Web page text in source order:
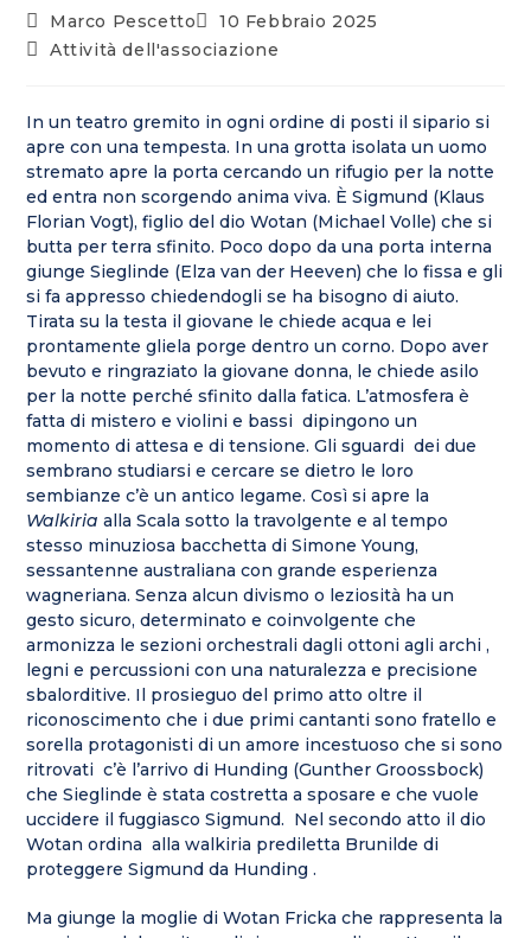
Marco Pescetto
10 Febbraio 2025
Attività dell'associazione
In un teatro gremito in ogni ordine di posti il sipario si
apre con una tempesta. In una grotta isolata un uomo
stremato apre la porta cercando un rifugio per la notte
ed entra non scorgendo anima viva. È Sigmund (Klaus
Florian Vogt), figlio del dio Wotan (Michael Volle) che si
butta per terra sfinito. Poco dopo da una porta interna
giunge Sieglinde (Elza van der Heeven) che lo fissa e gli
si fa appresso chiedendogli se ha bisogno di aiuto.
Tirata su la testa il giovane le chiede acqua e lei
prontamente gliela porge dentro un corno. Dopo aver
bevuto e ringraziato la giovane donna, le chiede asilo
per la notte perché sfinito dalla fatica. L’atmosfera è
fatta di mistero e violini e bassi dipingono un
momento di attesa e di tensione. Gli sguardi dei due
sembrano studiarsi e cercare se dietro le loro
sembianze c’è un antico legame. Così si apre la
Walkiriaalla Scala sotto la travolgente e al tempo
stesso minuziosa bacchetta di Simone Young,
sessantenne australiana con grande esperienza
wagneriana. Senza alcun divismo o leziosità ha un
gesto sicuro, determinato e coinvolgente che
armonizza le sezioni orchestrali dagli ottoni agli archi ,
legni e percussioni con una naturalezza e precisione
sbalorditive. Il prosieguo del primo atto oltre il
riconoscimento che i due primi cantanti sono fratello e
sorella protagonisti di un amore incestuoso che si sono
ritrovati c’è l’arrivo di Hunding (Gunther Groossbock)
che Sieglinde è stata costretta a sposare e che vuole
uccidere il fuggiasco Sigmund. Nel secondo atto il dio
Wotan ordina alla walkiria prediletta Brunilde di
proteggere Sigmund da Hunding .
Ma giunge la moglie di Wotan Fricka che rappresenta la